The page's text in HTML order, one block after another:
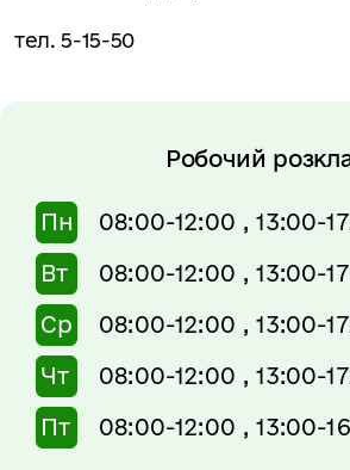
тел. 5-15-50
Робочий
Пн
08:00-12:00 , 13:00-
Вт
08:00-12:00 , 13:00-
Ср
08:00-12:00 , 13:00-
Чт
08:00-12:00 , 13:00-
Пт
08:00-12:00 , 13:00-